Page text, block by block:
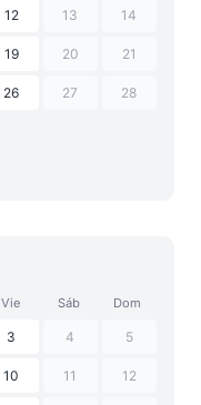
12 13 14
19 20 21
26 27 28
Vie Sáb Dom
3 4 5
10 11 12